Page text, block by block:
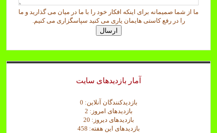
ن
خ
و
ا
د
ما از شما صمیمانه برای اینکه افکار خود را با ما در میان می گذارید و ما
را در رفع کاستی هایمان یاری می کنید سپاسگزاری می کنیم.
ارسال
آمار بازدیدهای سایت
بازدیدکنندگان آنلاین: 0
بازدیدهای امروز: 2
بازدیدهای دیروز: 20
بازدیدهای این هفته: 458